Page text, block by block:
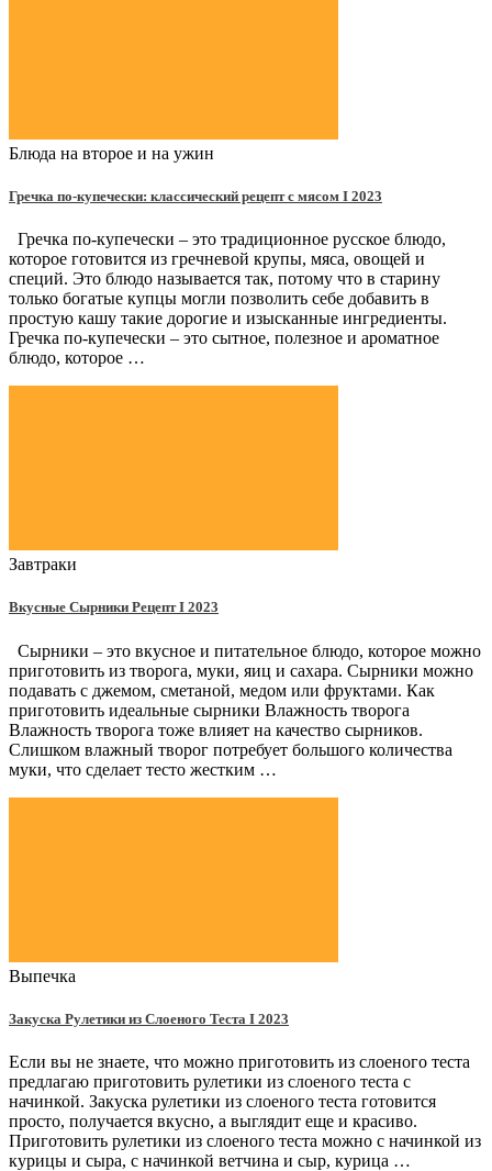
Блюда на второе и на ужин
Гречка по-купечески: классический рецепт с мясом Ι 2023
Гречка по-купечески – это традиционное русское блюдо,
которое готовится из гречневой крупы, мяса, овощей и
специй. Это блюдо называется так, потому что в старину
только богатые купцы могли позволить себе добавить в
простую кашу такие дорогие и изысканные ингредиенты.
Гречка по-купечески – это сытное, полезное и ароматное
блюдо, которое …
Завтраки
Вкусные Сырники Рецепт Ι 2023
Сырники – это вкусное и питательное блюдо, которое можно
приготовить из творога, муки, яиц и сахара. Сырники можно
подавать с джемом, сметаной, медом или фруктами. Как
приготовить идеальные сырники Влажность творога
Влажность творога тоже влияет на качество сырников.
Слишком влажный творог потребует большого количества
муки, что сделает тесто жестким …
Выпечка
Закуска Рулетики из Слоеного Теста Ι 2023
Если вы не знаете, что можно приготовить из слоеного теста
предлагаю приготовить рулетики из слоеного теста с
начинкой. Закуска рулетики из слоеного теста готовится
просто, получается вкусно, а выглядит еще и красиво.
Приготовить рулетики из слоеного теста можно с начинкой из
курицы и сыра, с начинкой ветчина и сыр, курица …